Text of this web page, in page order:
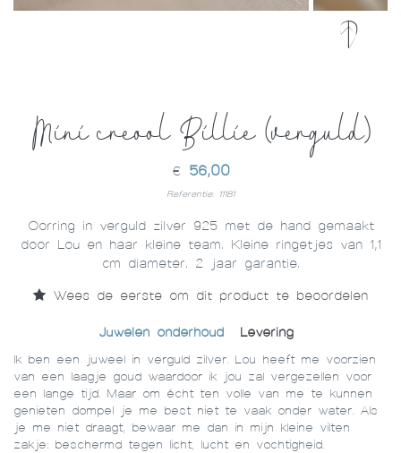
Mini creool Billie (verguld)
€ 56,00
Referentie: 11181
Oorring in verguld zilver 925 met de hand gemaakt
door Lou en haar kleine team. Kleine ringetjes van 1,1
cm diameter. 2 jaar garantie.
Wees de eerste om dit product te beoordelen
Juwelen onderhoud Levering
Ik ben een juweel in verguld zilver. Lou heeft me voorzien
van een laagje goud waardoor ik jou zal vergezellen voor
een lange tijd. Maar om écht ten volle van me te kunnen
genieten dompel je me best niet te vaak onder water. Als
je me niet draagt, bewaar me dan in mijn kleine vilten
zakje: beschermd tegen licht, lucht en vochtigheid.